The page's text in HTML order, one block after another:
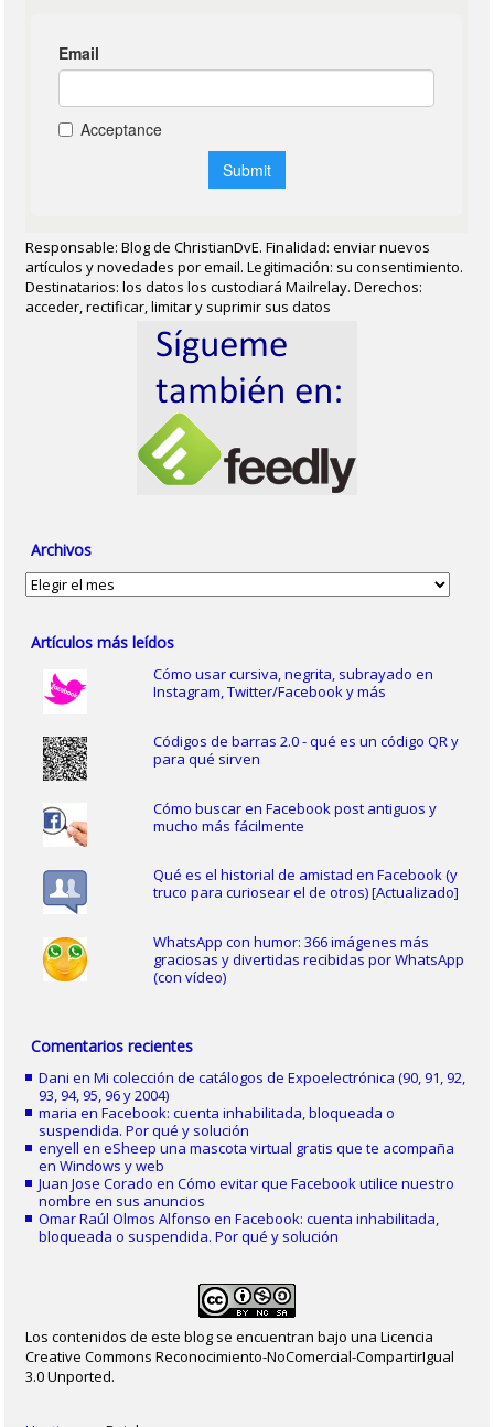
Responsable: Blog de ChristianDvE. Finalidad: enviar nuevos
artículos y novedades por email. Legitimación: su consentimiento.
Destinatarios: los datos los custodiará Mailrelay. Derechos:
acceder, rectificar, limitar y suprimir sus datos
Archivos
Archivos
Artículos más leídos
Cómo usar cursiva, negrita, subrayado en
Instagram, Twitter/Facebook y más
Códigos de barras 2.0 - qué es un código QR y
para qué sirven
Cómo buscar en Facebook post antiguos y
mucho más fácilmente
Qué es el historial de amistad en Facebook (y
truco para curiosear el de otros) [Actualizado]
WhatsApp con humor: 366 imágenes más
graciosas y divertidas recibidas por WhatsApp
(con vídeo)
Comentarios recientes
Dani enMi colección de catálogos de Expoelectrónica (90, 91, 92,
93, 94, 95, 96 y 2004)
maria enFacebook: cuenta inhabilitada, bloqueada o
suspendida. Por qué y solución
enyell eneSheep una mascota virtual gratis que te acompaña
en Windows y web
Juan Jose Corado enCómo evitar que Facebook utilice nuestro
nombre en sus anuncios
Omar Raúl Olmos Alfonso enFacebook: cuenta inhabilitada,
bloqueada o suspendida. Por qué y solución
Los contenidos de este blog se encuentran bajo una Licencia
Creative Commons Reconocimiento-NoComercial-CompartirIgual
3.0 Unported.